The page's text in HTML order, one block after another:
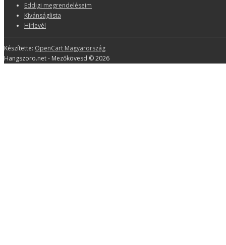
Eddigi megrendeléseim
Kívánságlista
Hírlevél
Készítette: OpenCart Magyarország
Hangszoro.net - Mezőkövesd © 2026